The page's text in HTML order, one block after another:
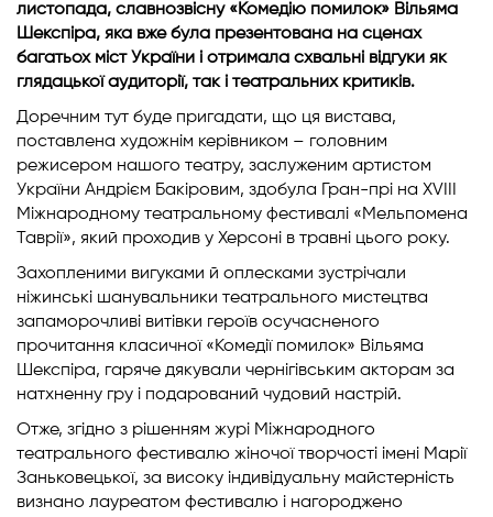
листопада, славнозвісну «Комедію помилок» Вільяма
Шекспіра, яка вже була презентована на сценах
багатьох міст України і отримала схвальні відгуки як
глядацької аудиторії, так і театральних критиків.
Доречним тут буде пригадати, що ця вистава,
поставлена художнім керівником – головним
режисером нашого театру, заслуженим артистом
України Андрієм Бакіровим, здобула Гран-прі на XVIII
Міжнародному театральному фестивалі «Мельпомена
Таврії», який проходив у Херсоні в травні цього року.
Захопленими вигуками й оплесками зустрічали
ніжинські шанувальники театрального мистецтва
запаморочливі витівки героїв осучасненого
прочитання класичної «Комедії помилок» Вільяма
Шекспіра, гаряче дякували чернігівським акторам за
натхненну гру і подарований чудовий настрій.
Отже, згідно з рішенням журі Міжнародного
театрального фестивалю жіночої творчості імені Марії
Заньковецької, за високу індивідуальну майстерність
визнано лауреатом фестивалю і нагороджено